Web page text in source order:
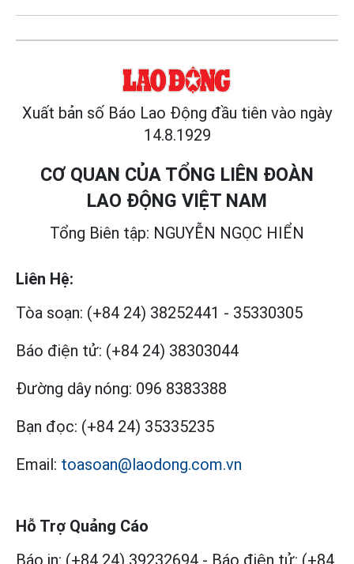
Xuất bản số Báo Lao Động đầu tiên vào ngày
14.8.1929
CƠ QUAN CỦA TỔNG LIÊN ĐOÀN
LAO ĐỘNG VIỆT NAM
Tổng Biên tập: NGUYỄN NGỌC HIỂN
Liên Hệ:
Tòa soạn: (+84 24) 38252441 - 35330305
Báo điện tử: (+84 24) 38303044
Đường dây nóng: 096 8383388
Bạn đọc: (+84 24) 35335235
Email: toasoan@laodong.com.vn
Hỗ Trợ Quảng Cáo
Báo in: (+84 24) 39232694 - Báo điện tử: (+84